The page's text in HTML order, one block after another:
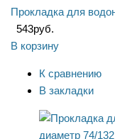
Прокладка для
543руб.
В корзину
К сравнению
В закладки